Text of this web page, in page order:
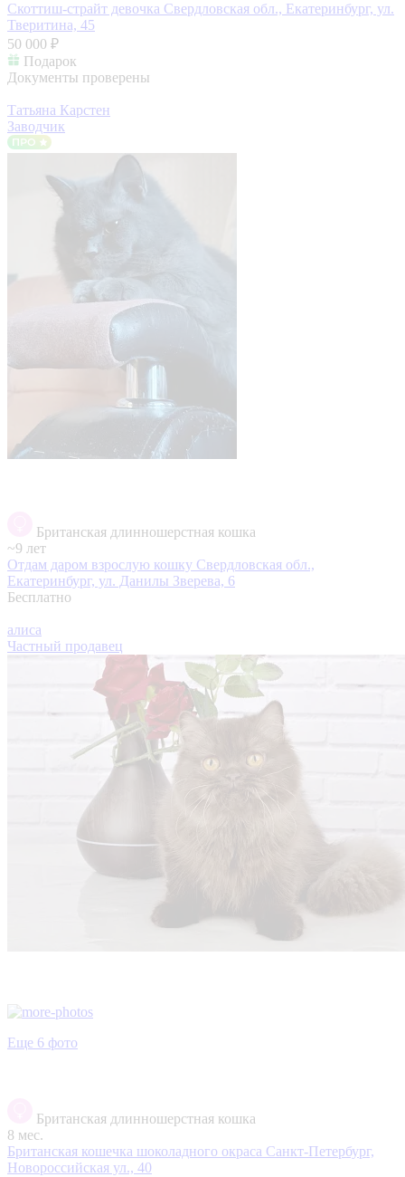
Скоттиш-страйт девочка Свердловская обл., Екатеринбург, ул.
Тверитина, 45
50 000 ₽
Подарок
Документы проверены
Татьяна Карстен
Заводчик
Британская длинношерстная кошка
~9 лет
Отдам даром взрослую кошку Свердловская обл.,
Екатеринбург, ул. Данилы Зверева, 6
Бесплатно
алиса
Частный продавец
Еще 6 фото
Британская длинношерстная кошка
8 мес.
Британская кошечка шоколадного окраса Санкт-Петербург,
Новороссийская ул., 40